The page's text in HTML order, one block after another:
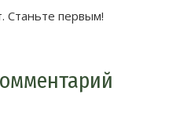
Станьте первым!